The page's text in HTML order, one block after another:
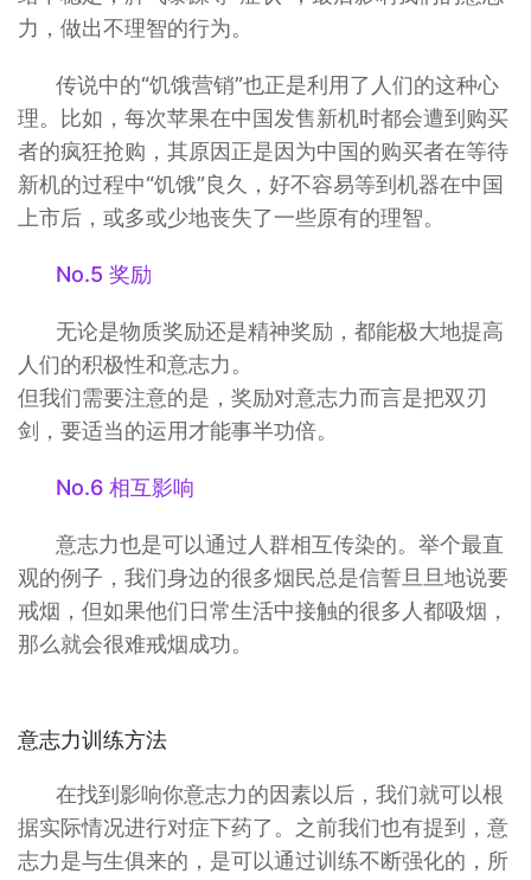
力，做出不理智的行为。
传说中的“饥饿营销”也正是利用了人们的这种心
理。比如，每次苹果在中国发售新机时都会遭到购买
者的疯狂抢购，其原因正是因为中国的购买者在等待
新机的过程中“饥饿”良久，好不容易等到机器在中国
上市后，或多或少地丧失了一些原有的理智。
No.5 奖励
无论是物质奖励还是精神奖励，都能极大地提高
人们的积极性和意志力。
但我们需要注意的是，奖励对意志力而言是把双刃
剑，要适当的运用才能事半功倍。
No.6 相互影响
意志力也是可以通过人群相互传染的。举个最直
观的例子，我们身边的很多烟民总是信誓旦旦地说要
戒烟，但如果他们日常生活中接触的很多人都吸烟，
那么就会很难戒烟成功。
意志力训练方法
在找到影响你意志力的因素以后，我们就可以根
据实际情况进行对症下药了。之前我们也有提到，意
志力是与生俱来的，是可以通过训练不断强化的，所